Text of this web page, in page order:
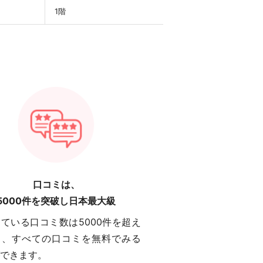
1階
口コミは、
件を突破し日本最大級
いる口コミ数は5000件を超え
すべての口コミを無料でみる
きます。